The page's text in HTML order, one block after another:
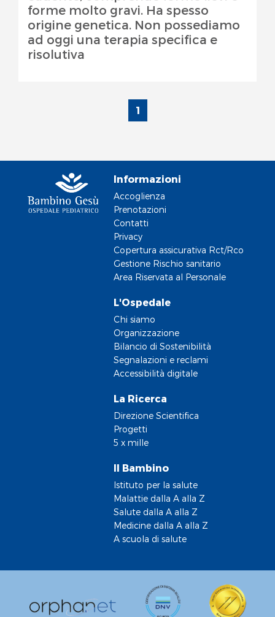
forme molto gravi. Ha spesso
origine genetica. Non possediamo
ad oggi una terapia specifica e
risolutiva
1
Informazioni
Accoglienza
Prenotazioni
Contatti
Privacy
Copertura assicurativa Rct/Rco
Gestione Rischio sanitario
Area Riservata al Personale
L'Ospedale
Chi siamo
Organizzazione
Bilancio di Sostenibilità
Segnalazioni e reclami
Accessibilità digitale
La Ricerca
Direzione Scientifica
Progetti
5 x mille
Il Bambino
Istituto per la salute
Malattie dalla A alla Z
Salute dalla A alla Z
Medicine dalla A alla Z
A scuola di salute